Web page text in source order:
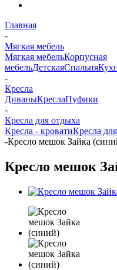
Главная
-
Мягкая мебель
Мягкая мебельКорпусная
мебельДетскаяСпальня
-
Кресла
ДиваныКреслаПуфики
-
Кресла для отдыха
Кресла - кроватиКресла
-Кресло мешок Зайка
Кресло мешок